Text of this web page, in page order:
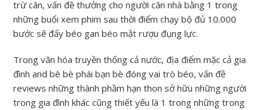
trừ cân, vấn đề thưởng cho người căn nhà bằng 1 trong
những buổi xem phim sau thời điểm chạy bộ đủ 10.000
bước sẽ đẩy béo gan béo mật rượu đụng lực.
Trong văn hóa truyền thống cả nước, địa điểm mặc cả gia
đình and bè bè phái bạn bè đóng vai trò béo, vấn đề
reviews những thành phầm hạn thon sở hữu những người
trong gia đình khác cũng thiết yếu là 1 trong những trong